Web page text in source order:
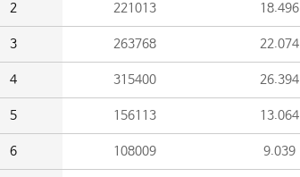
2 221013 18.496
3 263768 22.074
4 315400 26.394
5 156113 13.064
6 108009 9.039